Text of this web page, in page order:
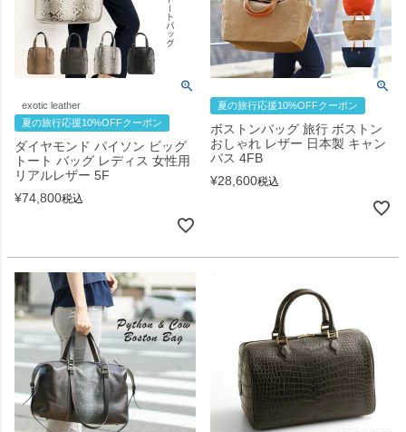
exotic leather
夏の旅行応援10%OFFクーポン
ダイヤモンド パイソン ビッグ
トート バッグ レディス 女性用
リアルレザー 5F
¥74,800税込
夏の旅行応援10%OFFクーポン
ボストンバッグ 旅行 ボストン
おしゃれ レザー 日本製 キャン
バス 4FB
¥28,600税込